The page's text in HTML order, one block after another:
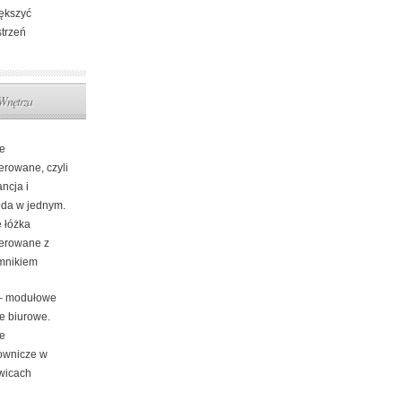
czyli
i
w jednym.
łóżka
z
modułowe
biurowe.
w